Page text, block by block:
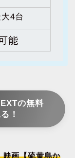
4台
能
の無料
！
映画【硫黄島か